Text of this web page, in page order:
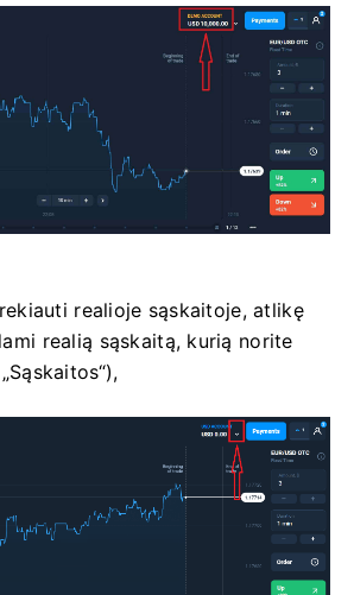
realioje sąskaitoje, atlikę
realią sąskaitą, kurią norite